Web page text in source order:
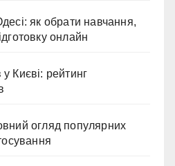
як обрати навчання,
онлайн
Києві: рейтинг
огляд популярних